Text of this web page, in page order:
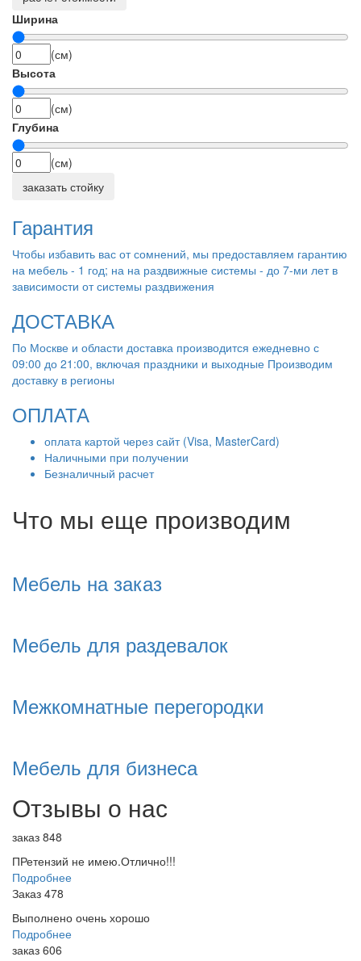
Ширина
(см)
Высота
(см)
Глубина
(см)
заказать стойку
Гарантия
Чтобы избавить вас от сомнений, мы предоставляем гарантию
на мебель - 1 год; на на раздвижные системы - до 7-ми лет в
зависимости от системы раздвижения
ДОСТАВКА
По Москве и области доставка производится ежедневно с
09:00 до 21:00, включая праздники и выходные Производим
доставку в регионы
ОПЛАТА
оплата картой через сайт (Visa, MasterCard)
Наличными при получении
Безналичный расчет
Что мы еще производим
Мебель на заказ
Мебель для раздевалок
Межкомнатные перегородки
Мебель для бизнеса
Отзывы о нас
заказ 848
ПРетензий не имею.Отлично!!!
Подробнее
Заказ 478
Выполнено очень хорошо
Подробнее
заказ 606